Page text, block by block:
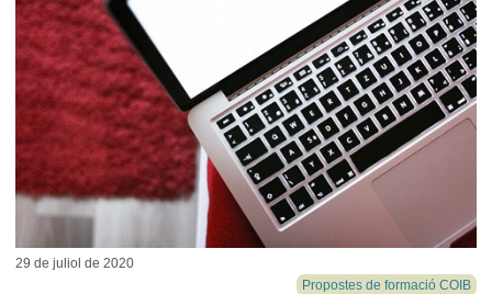
29 de juliol de 2020
Propostes de formació COIB